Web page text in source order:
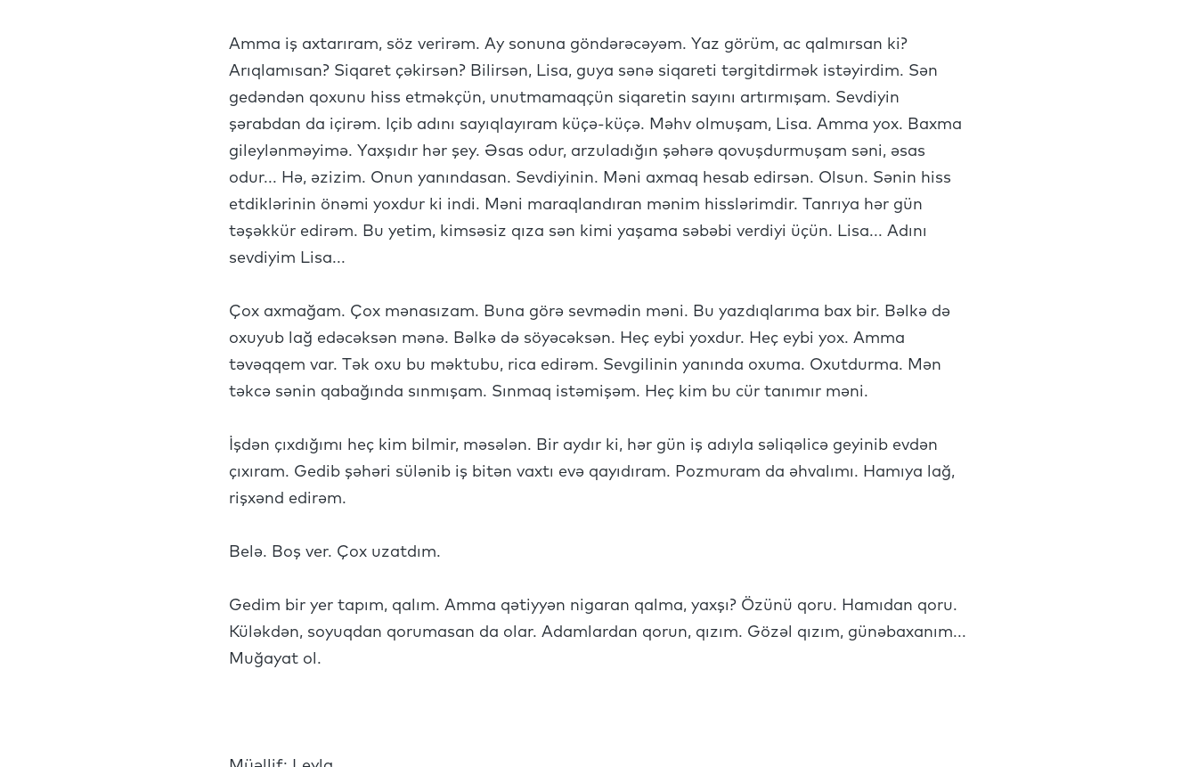
Amma iş axtarıram, söz verirəm. Ay sonuna göndərəcəyəm. Yaz görüm, ac qalmırsan ki?
Arıqlamısan? Siqaret çəkirsən? Bilirsən, Lisa, guya sənə siqareti tərgitdirmək istəyirdim. Sən
gedəndən qoxunu hiss etməkçün, unutmamaqçün siqaretin sayını artırmışam. Sevdiyin
şərabdan da içirəm. Içib adını sayıqlayıram küçə-küçə. Məhv olmuşam, Lisa. Amma yox. Baxma
gileylənməyimə. Yaxşıdır hər şey. Əsas odur, arzuladığın şəhərə qovuşdurmuşam səni, əsas
odur... Hə, əzizim. Onun yanındasan. Sevdiyinin. Məni axmaq hesab edirsən. Olsun. Sənin hiss
etdiklərinin önəmi yoxdur ki indi. Məni maraqlandıran mənim hisslərimdir. Tanrıya hər gün
təşəkkür edirəm. Bu yetim, kimsəsiz qıza sən kimi yaşama səbəbi verdiyi üçün. Lisa... Adını
sevdiyim Lisa...
Çox axmağam. Çox mənasızam. Buna görə sevmədin məni. Bu yazdıqlarıma bax bir. Bəlkə də
oxuyub lağ edəcəksən mənə. Bəlkə də söyəcəksən. Heç eybi yoxdur. Heç eybi yox. Amma
təvəqqem var. Tək oxu bu məktubu, rica edirəm. Sevgilinin yanında oxuma. Oxutdurma. Mən
təkcə sənin qabağında sınmışam. Sınmaq istəmişəm. Heç kim bu cür tanımır məni.
İşdən çıxdığımı heç kim bilmir, məsələn. Bir aydır ki, hər gün iş adıyla səliqəlicə geyinib evdən
çıxıram. Gedib şəhəri sülənib iş bitən vaxtı evə qayıdıram. Pozmuram da əhvalımı. Hamıya lağ,
rişxənd edirəm.
Belə. Boş ver. Çox uzatdım.
Gedim bir yer tapım, qalım. Amma qətiyyən nigaran qalma, yaxşı? Özünü qoru. Hamıdan qoru.
Küləkdən, soyuqdan qorumasan da olar. Adamlardan qorun, qızım. Gözəl qızım, günəbaxanım...
Muğayat ol.